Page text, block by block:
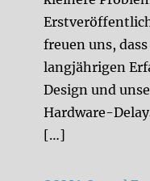
freuen uns,
langjährigen
Design und
Hardware-
[…]